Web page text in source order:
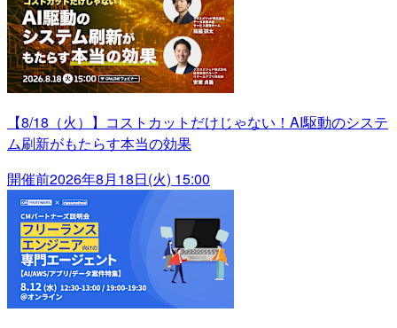
【8/18（火）】コストカットだけじゃない！AI駆動のシステ
ム刷新がもたらす本当の効果
開催前2026年8月18日(火) 15:00